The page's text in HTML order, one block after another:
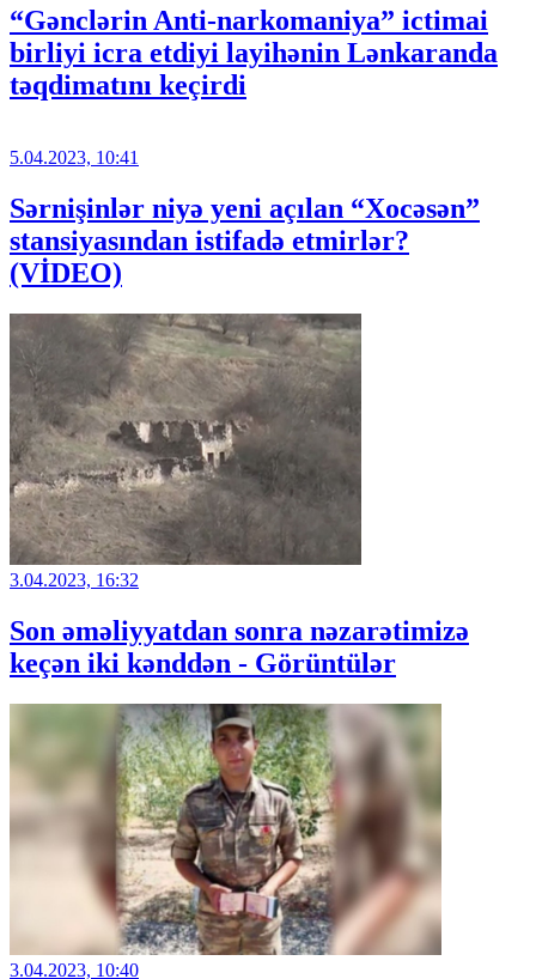
“Gənclərin Anti-narkomaniya” ictimai
birliyi icra etdiyi layihənin Lənkaranda
təqdimatını keçirdi
5.04.2023, 10:41
Sərnişinlər niyə yeni açılan “Xocəsən”
stansiyasından istifadə etmirlər?
(VİDEO)
3.04.2023, 16:32
Son əməliyyatdan sonra nəzarətimizə
keçən iki kənddən - Görüntülər
3.04.2023, 10:40